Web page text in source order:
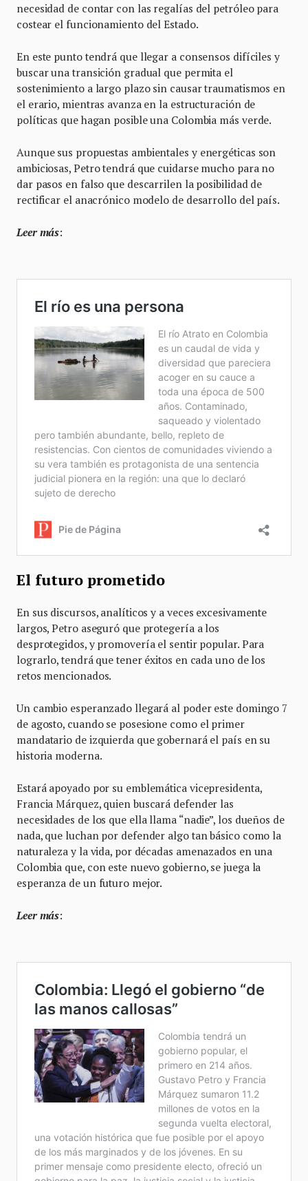
necesidad de contar con las regalías del petróleo para
costear el funcionamiento del Estado.
En este punto tendrá que llegar a consensos difíciles y
buscar una transición gradual que permita el
sostenimiento a largo plazo sin causar traumatismos en
el erario, mientras avanza en la estructuración de
políticas que hagan posible una Colombia más verde.
Aunque sus propuestas ambientales y energéticas son
ambiciosas, Petro tendrá que cuidarse mucho para no
dar pasos en falso que descarrilen la posibilidad de
rectificar el anacrónico modelo de desarrollo del país.
Leer más:
El futuro prometido
En sus discursos, analíticos y a veces excesivamente
largos, Petro aseguró que protegería a los
desprotegidos, y promovería el sentir popular. Para
lograrlo, tendrá que tener éxitos en cada uno de los
retos mencionados.
Un cambio esperanzado llegará al poder este domingo 7
de agosto, cuando se posesione como el primer
mandatario de izquierda que gobernará el país en su
historia moderna.
Estará apoyado por su emblemática vicepresidenta,
Francia Márquez, quien buscará defender las
necesidades de los que ella llama “nadie”, los dueños de
nada, que luchan por defender algo tan básico como la
naturaleza y la vida, por décadas amenazados en una
Colombia que, con este nuevo gobierno, se juega la
esperanza de un futuro mejor.
Leer más: